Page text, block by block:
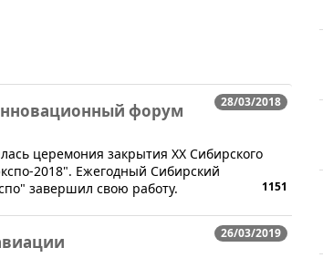
28/03/2018
форум
церемония закрытия ХХ Сибирского
2018". Ежегодный Сибирский
завершил свою работу.
1151
26/03/2019